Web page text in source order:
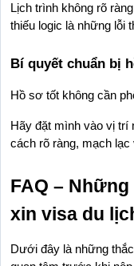
Lịch trình không rõ
thiếu logic là những lỗi
Bí quyết chuẩn bị
Hồ sơ tốt không cần
Hãy đặt mình vào vị trí
cách rõ ràng, mạch lạc
FAQ –
xin visa du
Dưới đây là những